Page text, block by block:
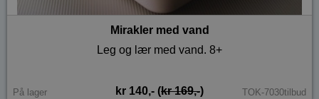
Mirakler med vand
Leg og lær med vand. 8+
På lager kr 140,- (kr 169,-) TOK-7030tilbud